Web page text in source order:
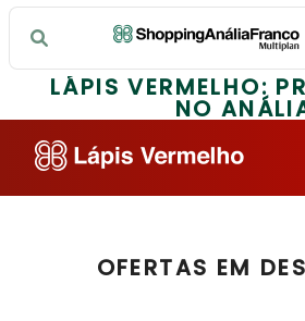
LÁPIS VERMELHO:
NO
OFERTAS EM